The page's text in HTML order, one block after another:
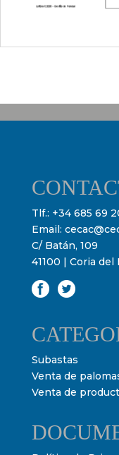
Tlf.: +34 685 69
Email:
C/ Batán, 109
41100 | Coria del
Subastas
Venta de
Venta de